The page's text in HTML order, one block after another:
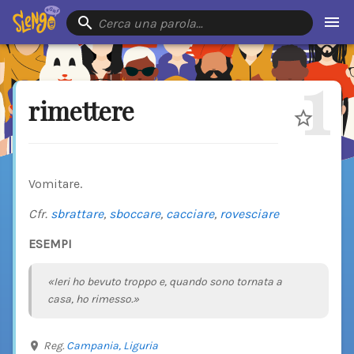
Cerca una parola…
rimettere 1
Vomitare.
Cfr. sbrattare, sboccare, cacciare, rovesciare
ESEMPI
«Ieri ho bevuto troppo e, quando sono tornata a
casa, ho rimesso.»
Reg. Campania, Liguria